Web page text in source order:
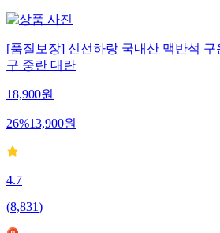
[품질보장] 신선하랑 국내산 맥반석 구
구 중란 대란
18,900원
26%13,900원
4.7
(8,831)